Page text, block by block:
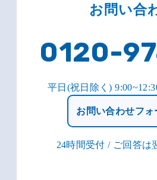
お問い合
0120-
平日(祝日除く)
お問い合わせフォ
24時間受付 / ご回答は